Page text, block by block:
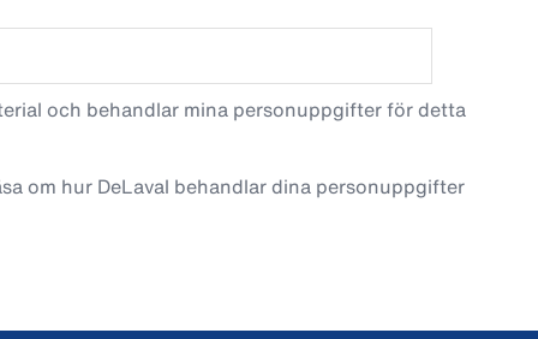
och behandlar mina personuppgifter för detta
om hur DeLaval behandlar dina personuppgifter